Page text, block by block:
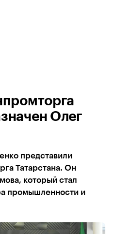
Олег
представили
Татарстана. Он
который стал
промышленности и